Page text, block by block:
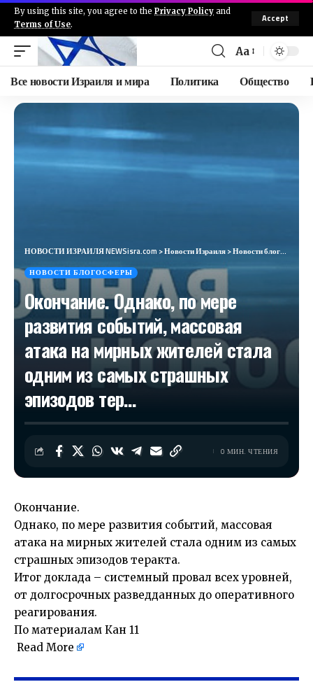
By using this site, you agree to the Privacy Policy and
Terms of Use.
Accept
Aa
Все новости Израиля и мира Политика Общество
НОВОСТИ ИЗРАИЛЯ NEWSisra.com >Новости Израиля>Новости блогосферы
НОВОСТИ БЛОГОСФЕРЫ
Окончание. Однако, по мере
развития событий, массовая
атака на мирных жителей стала
одним из самых страшных
эпизодов тер…
0 МИН. ЧТЕНИЯ
Окончание.
Однако, по мере развития событий, массовая
атака на мирных жителей стала одним из самых
страшных эпизодов теракта.
Итог доклада – системный провал всех уровней,
от долгосрочных разведданных до оперативного
реагирования.
По материалам Кан 11
Read More